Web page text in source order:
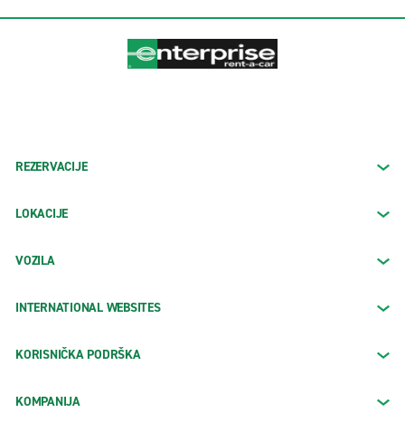
REZERVACIJE
LOKACIJE
VOZILA
INTERNATIONAL WEBSITES
KORISNIČKA PODRŠKA
KOMPANIJA